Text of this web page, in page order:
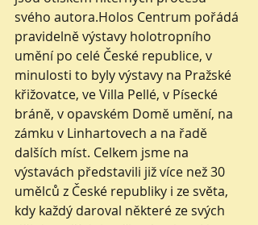
svého autora.​Holos Centrum pořádá
pravidelně výstavy holotropního
umění po celé České republice, v
minulosti to byly výstavy na Pražské
křižovatce, ve Villa Pellé, v Písecké
bráně, v opavském Domě umění, na
zámku v Linhartovech a na řadě
dalších míst. Celkem jsme na
výstavách představili již více než 30
umělců z České republiky i ze světa,
kdy každý daroval některé ze svých